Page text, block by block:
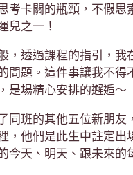
考卡關的瓶頸，不假
兒之一！
，透過課程的指引，我
問題。這件事讓我不
是場精心安排的邂逅～
同班的其他五位新朋
，他們是此生中註定
今天、明天、跟未來的